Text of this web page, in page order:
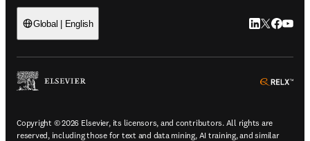
Global | English LinkedIn 새
Twitter 새
Copyright © 2026 Elsevier, its licensors, and contributors. All rights are
reserved, including those for text and data mining, AI training, and similar